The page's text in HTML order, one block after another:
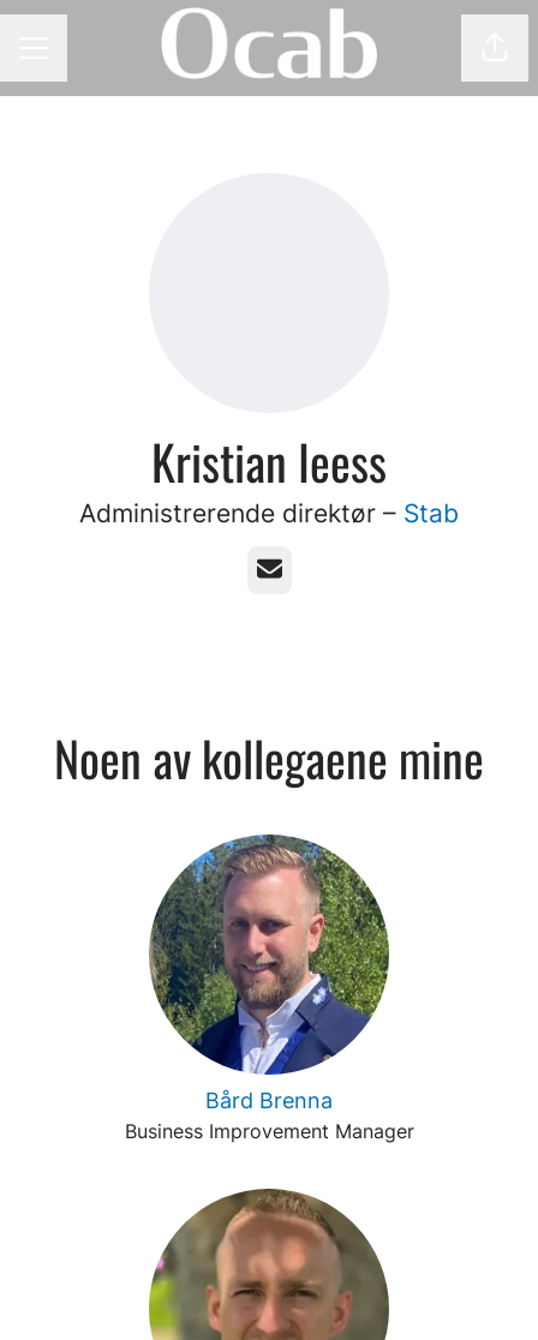
Kristian Ieess
Administrerende direktør – Stab
E-post
Noen av kollegaene mine
Bård Brenna
Business Improvement Manager